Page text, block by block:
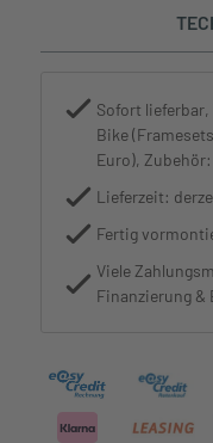
Sofort
Bike
Euro),
Lieferzeit:
Fertig
Viele
Finanzierung &